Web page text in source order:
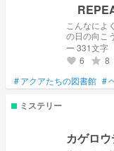
こんなによ
の日の向こう
ー 331文字
favorite 6 grade 8
#アクアたちの図書館 #
ミステリー
カゲロ